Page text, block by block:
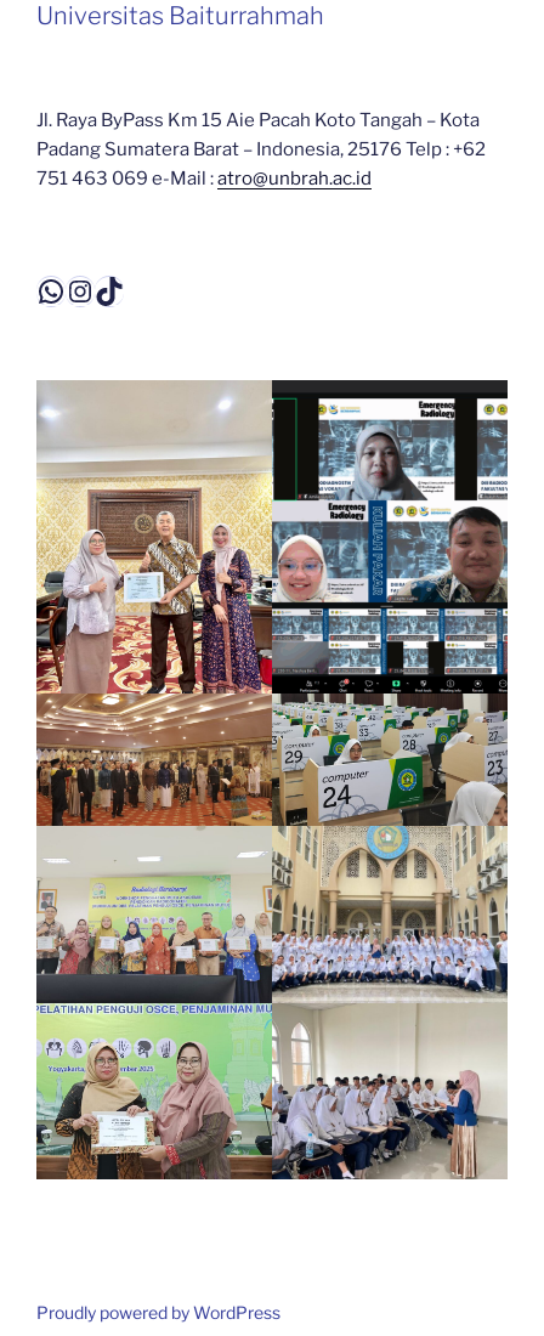
Universitas Baiturrahmah
Jl. Raya ByPass Km 15 Aie Pacah Koto Tangah – Kota
Padang Sumatera Barat – Indonesia, 25176 Telp : +62
751 463 069 e-Mail :atro@unbrah.ac.id
WhatsApp
Instagram
TikTok
Proudly powered by WordPress